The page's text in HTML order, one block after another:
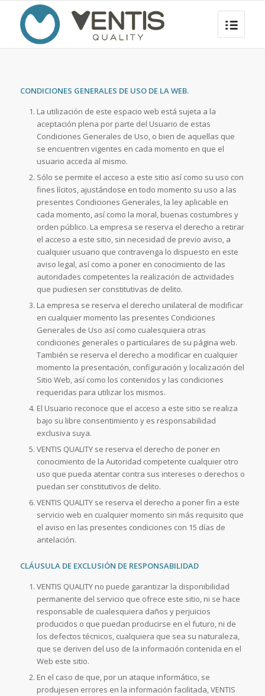
CONDICIONES GENERALES DE USO DE LA WEB.
La utilización de este espacio web está sujeta a la
aceptación plena por parte del Usuario de estas
Condiciones Generales de Uso, o bien de aquellas que
se encuentren vigentes en cada momento en que el
usuario acceda al mismo.
Sólo se permite el acceso a este sitio así como su uso con
fines lícitos, ajustándose en todo momento su uso a las
presentes Condiciones Generales, la ley aplicable en
cada momento, así como la moral, buenas costumbres y
orden público. La empresa se reserva el derecho a retirar
el acceso a este sitio, sin necesidad de previo aviso, a
cualquier usuario que contravenga lo dispuesto en este
aviso legal, así como a poner en conocimiento de las
autoridades competentes la realización de actividades
que pudiesen ser constitutivas de delito.
La empresa se reserva el derecho unilateral de modificar
en cualquier momento las presentes Condiciones
Generales de Uso así como cualesquiera otras
condiciones generales o particulares de su página web.
También se reserva el derecho a modificar en cualquier
momento la presentación, configuración y localización del
Sitio Web, así como los contenidos y las condiciones
requeridas para utilizar los mismos.
El Usuario reconoce que el acceso a este sitio se realiza
bajo su libre consentimiento y es responsabilidad
exclusiva suya.
VENTIS QUALITY se reserva el derecho de poner en
conocimiento de la Autoridad competente cualquier otro
uso que pueda atentar contra sus intereses o derechos o
puedan ser constitutivos de delito.
VENTIS QUALITY se reserva el derecho a poner fin a este
servicio web en cualquier momento sin más requisito que
el aviso en las presentes condiciones con 15 días de
antelación.
CLÁUSULA DE EXCLUSIÓN DE RESPONSABILIDAD
VENTIS QUALITY no puede garantizar la disponibilidad
permanente del servicio que ofrece este sitio, ni se hace
responsable de cualesquiera daños y perjuicios
producidos o que puedan producirse en el futuro, ni de
los defectos técnicos, cualquiera que sea su naturaleza,
que se deriven del uso de la información contenida en el
Web este sitio.
En el caso de que, por un ataque informático, se
produjesen errores en la información facilitada, VENTIS